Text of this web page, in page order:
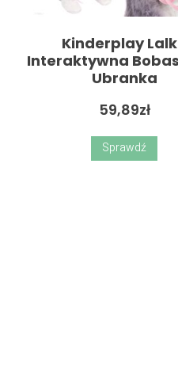
Kinderplay
Interaktywna
Ubranka
59,89zł
Sprawdź